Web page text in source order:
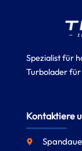
Spezialist für
Turbolader
Kontaktiere